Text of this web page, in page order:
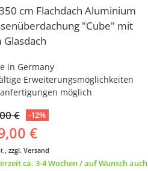
cm Flachdach Aluminium
"Cube" mit
in Germany
Erweiterungsmöglichkeiten
möglich
€ -12%
€
zzgl. Versand
ca. 3-4 Wochen / auf Wunsch auch